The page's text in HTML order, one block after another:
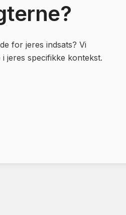
for jeres indsats? Vi
jeres specifikke kontekst.